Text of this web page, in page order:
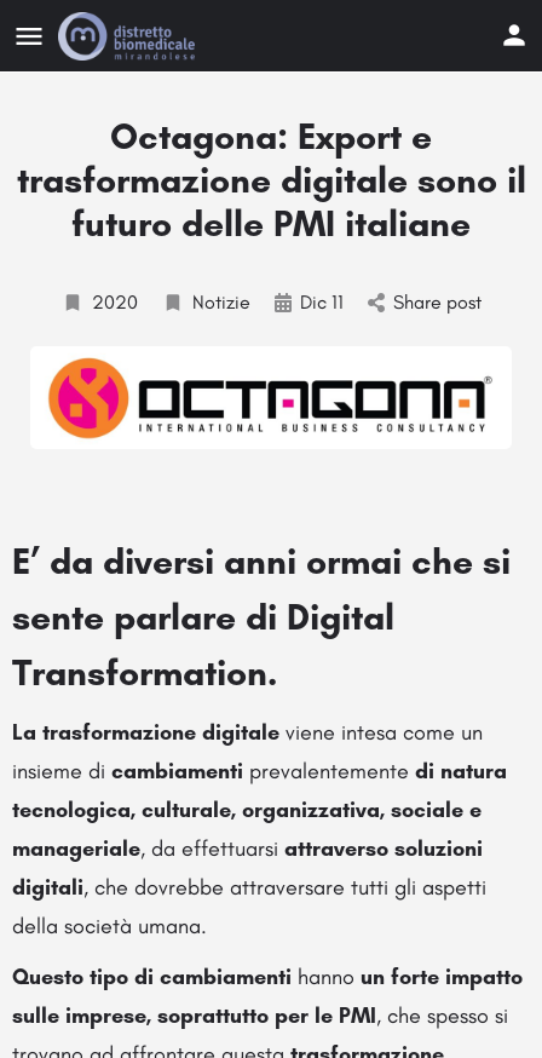
Octagona: Export e
trasformazione digitale sono il
futuro delle PMI italiane
2020 Notizie Dic 11 Share post
E’ da diversi anni ormai che si
sente parlare di Digital
Transformation.
La trasformazione digitale viene intesa come un
insieme di cambiamenti prevalentemente di natura
tecnologica, culturale, organizzativa, sociale e
manageriale, da effettuarsi attraverso soluzioni
digitali, che dovrebbe attraversare tutti gli aspetti
della società umana.
Questo tipo di cambiamenti hanno un forte impatto
sulle imprese, soprattutto per le PMI, che spesso si